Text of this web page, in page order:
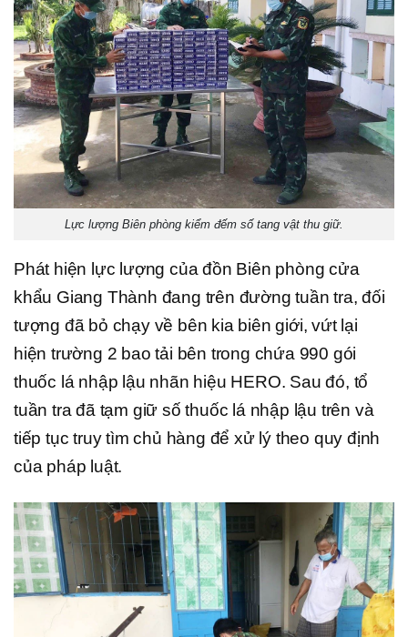
Lực lượng Biên phòng kiểm đếm số tang vật thu giữ.
Phát hiện lực lượng của đồn Biên phòng cửa
khẩu Giang Thành đang trên đường tuần tra, đối
tượng đã bỏ chạy về bên kia biên giới, vứt lại
hiện trường 2 bao tải bên trong chứa 990 gói
thuốc lá nhập lậu nhãn hiệu HERO. Sau đó, tổ
tuần tra đã tạm giữ số thuốc lá nhập lậu trên và
tiếp tục truy tìm chủ hàng để xử lý theo quy định
của pháp luật.